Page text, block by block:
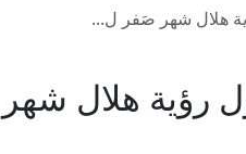
هلال شهر صَفر ل...
رؤية هلال